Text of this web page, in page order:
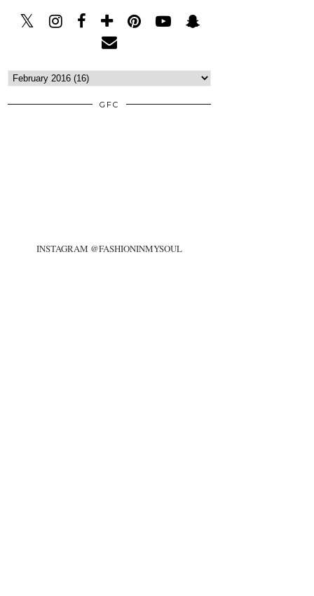
GFC
INSTAGRAM @FASHIONINMYSOUL